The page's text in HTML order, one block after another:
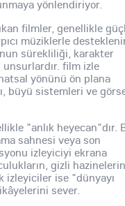
yönlendiriyor.
filmler, genellikle
müziklerle
sürekliliği, karakter
film izle
yönünü ön plana
büyü sistemleri ve
"anlık heyecan"dır.
sahnesi veya son
izleyiciyi ekrana
gizli hazinelerin
izleyiciler ise "dünyayı
sever.